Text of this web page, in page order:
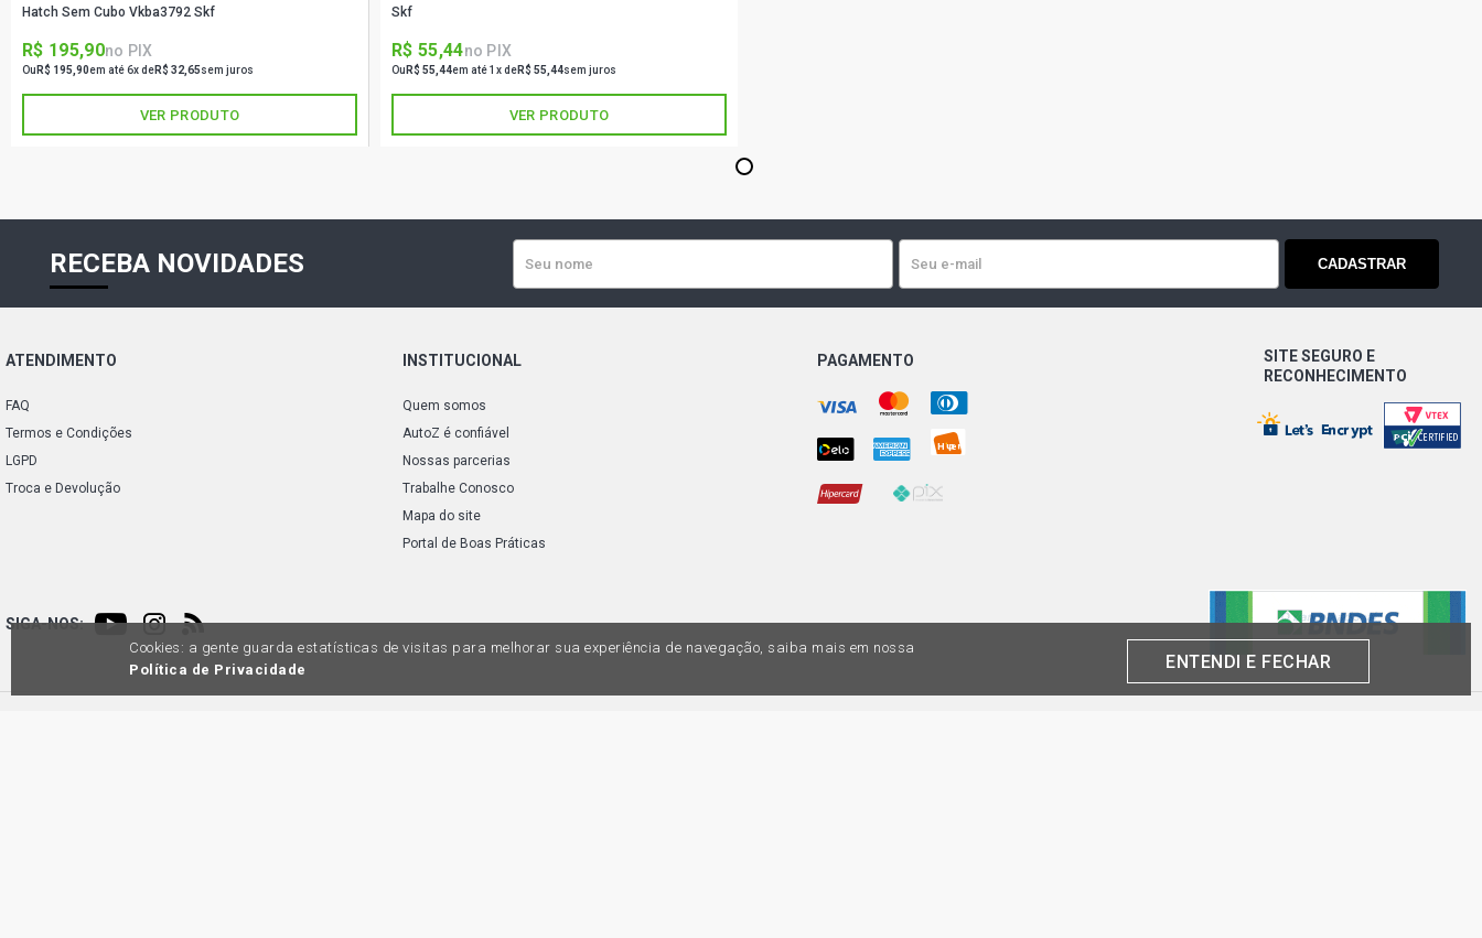
Hatch Sem Cubo Vkba3792 Skf
R$ 195,90no PIX
Ou R$ 195,90em até 6x deR$ 32,65sem juros
VER PRODUTO
Skf
R$ 55,44no PIX
Ou R$ 55,44em até 1x deR$ 55,44sem juros
VER PRODUTO
1
RECEBA NOVIDADES CADASTRAR
ATENDIMENTO
FAQ
Termos e Condições
LGPD
Troca e Devolução
INSTITUCIONAL
Quem somos
AutoZ é confiável
Nossas parcerias
Trabalhe Conosco
Mapa do site
Portal de Boas Práticas
PAGAMENTO
SITE SEGURO E
RECONHECIMENTO
SIGA-NOS:
Cookies: a gente guarda estatísticas de visitas para melhorar sua experiência de navegação, saiba mais em nossa
Política de Privacidade
ENTENDI E FECHAR